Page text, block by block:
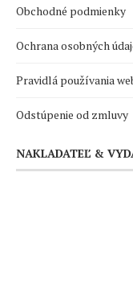
Obchodné podmienky
Ochrana osobných
Pravidlá používania
Odstúpenie od zmluvy
NAKLADATEĽ &